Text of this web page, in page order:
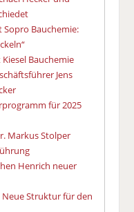
Bauchemie:
Bauchemie
Jens
für 2025
Markus Stolper
Henrich neuer
Neue Struktur für den